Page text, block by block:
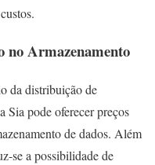
no Armazenamento
da distribuição de
Sia pode oferecer preços
de dados. Além
se a possibilidade de